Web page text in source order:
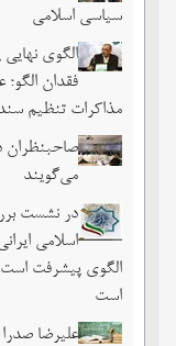
سیاسی اسلامی
الگوی
فقدان
مذاکرات تنظیم
صاحبنظران
می‌گویند
در نشست
اسلامی
است
علیرضا